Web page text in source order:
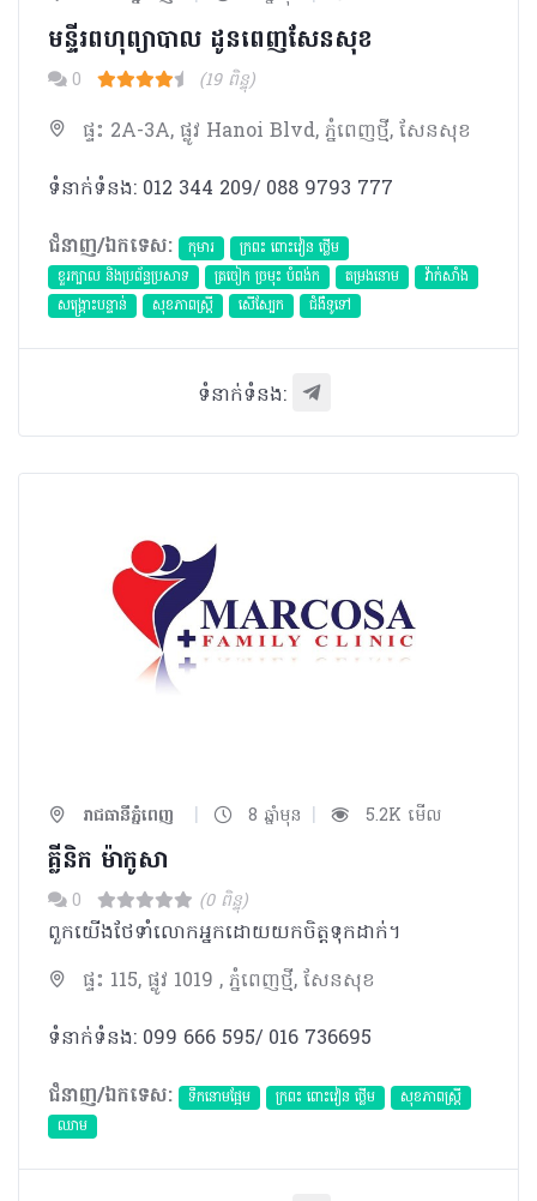
មន្ទីរពហុព្យាបាល ដូនពេញសែនសុខ
0 (19 ពិន្ទុ)
ផ្ទះ 2A-3A, ផ្លូវ Hanoi Blvd, ភ្នំពេញថ្មី, សែនសុខ
ទំនាក់ទំនង: 012 344 209/ 088 9793 777
ជំនាញ/ឯកទេស:
កុមារ
ក្រពះ ពោះវៀន ថ្លើម
ខួរក្បាល និងប្រព័ន្ធប្រសាទ
ត្រចៀក ច្រមុះ បំពង់ក តម្រងនោម
វ៉ាក់សាំង
សង្គ្រោះបន្ទាន់
សុខភាពស្រ្តី សើស្បែក ជំងឺទូទៅ
ទំនាក់ទំនង:
រាជធានីភ្នំពេញ | 8 ឆ្នាំមុន | 5.2K មើល
គ្លីនិក ម៉ាកូសា
0 (0 ពិន្ទុ)
ពួកយើងថែទាំលោកអ្នកដោយយកចិត្តទុកដាក់។
ផ្ទះ 115, ផ្លូវ 1019 , ភ្នំពេញថ្មី, សែនសុខ
ទំនាក់ទំនង: 099 666 595/ 016 736695
ជំនាញ/ឯកទេស:
ទឹកនោមផ្អែម ក្រពះ ពោះវៀន ថ្លើម
សុខភាពស្រ្តី
ឈាម